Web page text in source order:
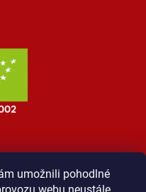
umožnili pohodlné